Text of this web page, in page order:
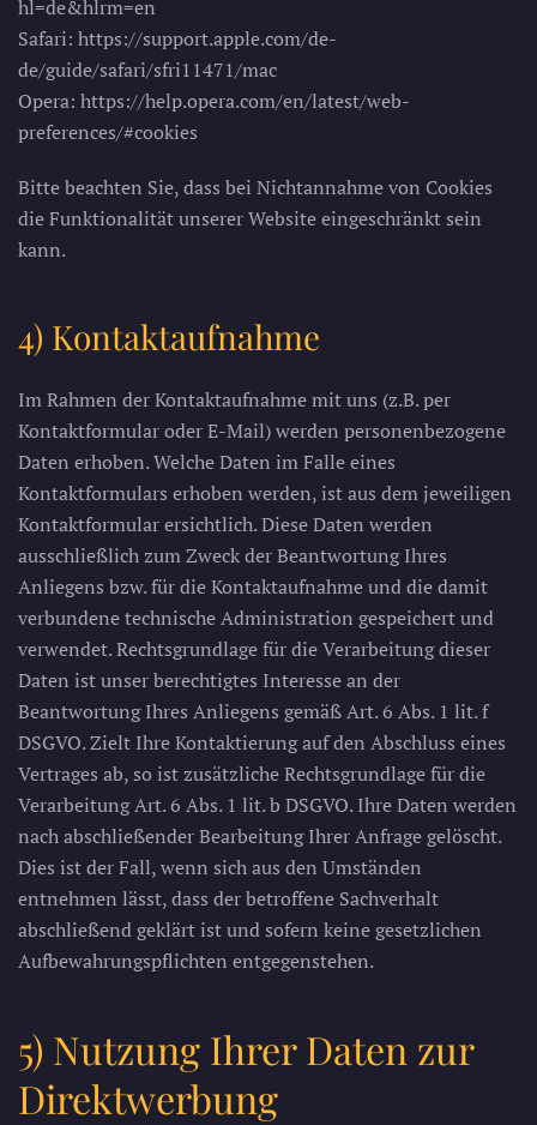
hl=de&hlrm=en
Safari: https://support.apple.com/de-
de/guide/safari/sfri11471/mac
Opera: https://help.opera.com/en/latest/web-
preferences/#cookies
Bitte beachten Sie, dass bei Nichtannahme von Cookies
die Funktionalität unserer Website eingeschränkt sein
kann.
4) Kontaktaufnahme
Im Rahmen der Kontaktaufnahme mit uns (z.B. per
Kontaktformular oder E-Mail) werden personenbezogene
Daten erhoben. Welche Daten im Falle eines
Kontaktformulars erhoben werden, ist aus dem jeweiligen
Kontaktformular ersichtlich. Diese Daten werden
ausschließlich zum Zweck der Beantwortung Ihres
Anliegens bzw. für die Kontaktaufnahme und die damit
verbundene technische Administration gespeichert und
verwendet. Rechtsgrundlage für die Verarbeitung dieser
Daten ist unser berechtigtes Interesse an der
Beantwortung Ihres Anliegens gemäß Art. 6 Abs. 1 lit. f
DSGVO. Zielt Ihre Kontaktierung auf den Abschluss eines
Vertrages ab, so ist zusätzliche Rechtsgrundlage für die
Verarbeitung Art. 6 Abs. 1 lit. b DSGVO. Ihre Daten werden
nach abschließender Bearbeitung Ihrer Anfrage gelöscht.
Dies ist der Fall, wenn sich aus den Umständen
entnehmen lässt, dass der betroffene Sachverhalt
abschließend geklärt ist und sofern keine gesetzlichen
Aufbewahrungspflichten entgegenstehen.
5) Nutzung Ihrer Daten zur
Direktwerbung